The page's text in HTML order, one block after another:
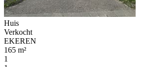
Huis
Verkocht
EKEREN
165 m²
1